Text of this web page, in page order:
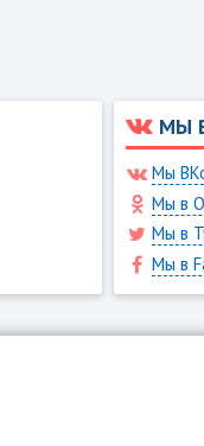
МЫ
Мы
Мы в
Мы в
Мы в